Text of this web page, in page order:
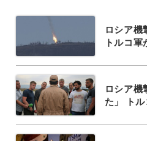
ロシア機
トルコ軍
ロシア機
た」 ト